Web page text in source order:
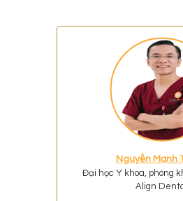
Nguyễn Mạnh
Đại học Y khoa, phòng
Align